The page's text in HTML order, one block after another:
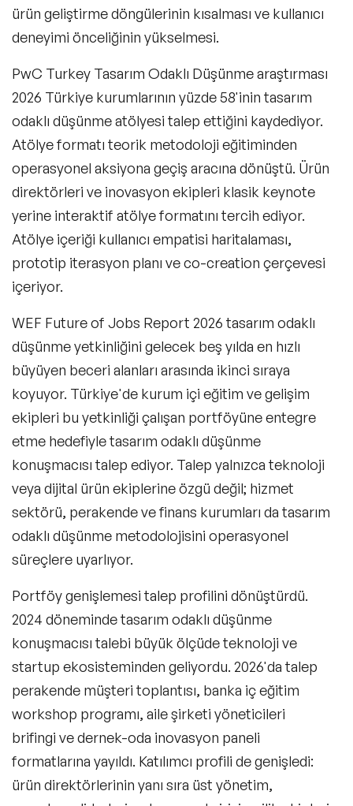
ürün geliştirme döngülerinin kısalması ve kullanıcı
deneyimi önceliğinin yükselmesi.
PwC Turkey Tasarım Odaklı Düşünme araştırması
2026 Türkiye kurumlarının yüzde 58'inin tasarım
odaklı düşünme atölyesi talep ettiğini kaydediyor.
Atölye formatı teorik metodoloji eğitiminden
operasyonel aksiyona geçiş aracına dönüştü. Ürün
direktörleri ve inovasyon ekipleri klasik keynote
yerine interaktif atölye formatını tercih ediyor.
Atölye içeriği kullanıcı empatisi haritalaması,
prototip iterasyon planı ve co-creation çerçevesi
içeriyor.
WEF Future of Jobs Report 2026 tasarım odaklı
düşünme yetkinliğini gelecek beş yılda en hızlı
büyüyen beceri alanları arasında ikinci sıraya
koyuyor. Türkiye'de kurum içi eğitim ve gelişim
ekipleri bu yetkinliği çalışan portföyüne entegre
etme hedefiyle tasarım odaklı düşünme
konuşmacısı talep ediyor. Talep yalnızca teknoloji
veya dijital ürün ekiplerine özgü değil; hizmet
sektörü, perakende ve finans kurumları da tasarım
odaklı düşünme metodolojisini operasyonel
süreçlere uyarlıyor.
Portföy genişlemesi talep profilini dönüştürdü.
2024 döneminde tasarım odaklı düşünme
konuşmacısı talebi büyük ölçüde teknoloji ve
startup ekosisteminden geliyordu. 2026'da talep
perakende müşteri toplantısı, banka iç eğitim
workshop programı, aile şirketi yöneticileri
brifingi ve dernek-oda inovasyon paneli
formatlarına yayıldı. Katılımcı profili de genişledi:
ürün direktörlerinin yanı sıra üst yönetim,